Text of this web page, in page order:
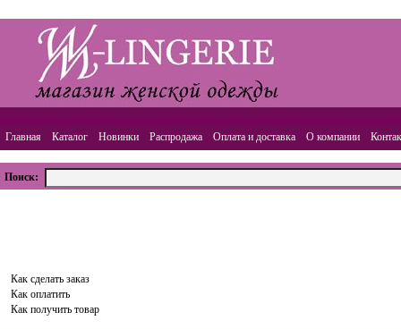
Главная Каталог Новинки Распродажа Оплата и доставка О компании
Поиск:
Как сделать заказ
Как оплатить
Как получить товар